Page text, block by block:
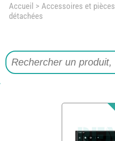
Accueil > Accessoires et pièces
détachées